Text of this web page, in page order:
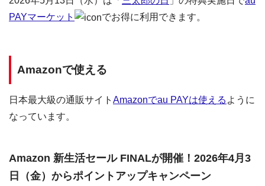
PAYマーケット
でお得に利用できます。
Amazonで使える
日本最大級の通販サイト Amazonでau PAYは使える ように
なっています。
Amazon 新生活セール FINALが開催！2026年4月3
日（金）からポイントアップキャンペーン